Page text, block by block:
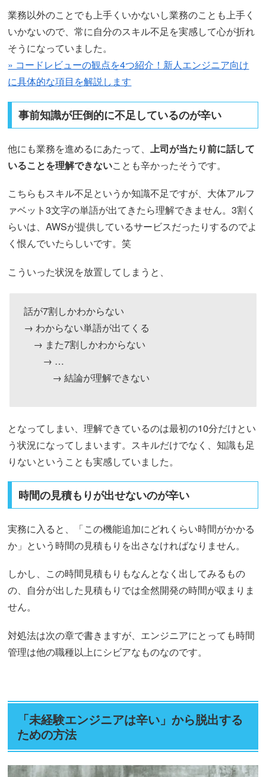
業務以外のことでも上手くいかないし業務のことも上手く
いかないので、常に自分のスキル不足を実感して心が折れ
そうになっていました。
» コードレビューの観点を4つ紹介！新人エンジニア向け
に具体的な項目を解説します
事前知識が圧倒的に不足しているのが辛い
他にも業務を進めるにあたって、上司が当たり前に話して
いることを理解できないことも辛かったそうです。
こちらもスキル不足というか知識不足ですが、大体アルフ
ァベット3文字の単語が出てきたら理解できません。3割く
らいは、AWSが提供しているサービスだったりするのでよ
く恨んでいたらしいです。笑
こういった状況を放置してしまうと、
話が7割しかわからない
→ わからない単語が出てくる
→ また7割しかわからない
→ …
→ 結論が理解できない
となってしまい、理解できているのは最初の10分だけとい
う状況になってしまいます。スキルだけでなく、知識も足
りないということも実感していました。
時間の見積もりが出せないのが辛い
実務に入ると、「この機能追加にどれくらい時間がかかる
か」という時間の見積もりを出さなければなりません。
しかし、この時間見積もりもなんとなく出してみるもの
の、自分が出した見積もりでは全然開発の時間が収まりま
せん。
対処法は次の章で書きますが、エンジニアにとっても時間
管理は他の職種以上にシビアなものなのです。
「未経験エンジニアは辛い」から脱出する
ための方法